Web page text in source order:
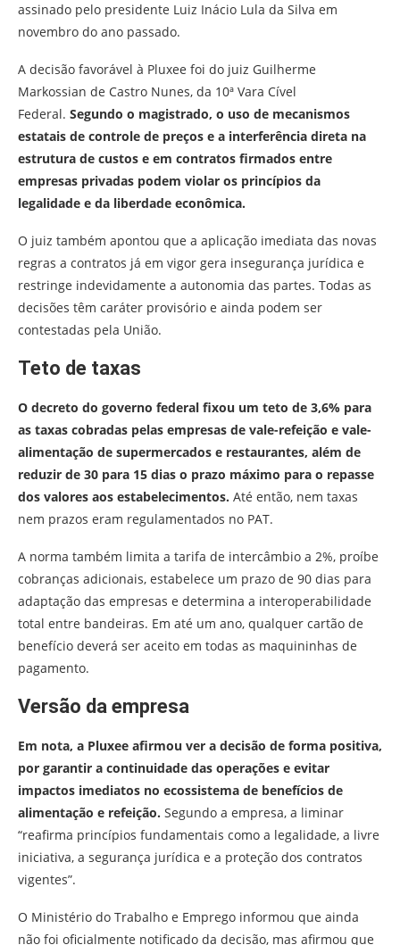
assinado pelo presidente Luiz Inácio Lula da Silva em
novembro do ano passado.
A decisão favorável à Pluxee foi do juiz Guilherme
Markossian de Castro Nunes, da 10ª Vara Cível
Federal. Segundo o magistrado, o uso de mecanismos
estatais de controle de preços e a interferência direta na
estrutura de custos e em contratos firmados entre
empresas privadas podem violar os princípios da
legalidade e da liberdade econômica.
O juiz também apontou que a aplicação imediata das novas
regras a contratos já em vigor gera insegurança jurídica e
restringe indevidamente a autonomia das partes. Todas as
decisões têm caráter provisório e ainda podem ser
contestadas pela União.
Teto de taxas
O decreto do governo federal fixou um teto de 3,6% para
as taxas cobradas pelas empresas de vale-refeição e vale-
alimentação de supermercados e restaurantes, além de
reduzir de 30 para 15 dias o prazo máximo para o repasse
dos valores aos estabelecimentos. Até então, nem taxas
nem prazos eram regulamentados no PAT.
A norma também limita a tarifa de intercâmbio a 2%, proíbe
cobranças adicionais, estabelece um prazo de 90 dias para
adaptação das empresas e determina a interoperabilidade
total entre bandeiras. Em até um ano, qualquer cartão de
benefício deverá ser aceito em todas as maquininhas de
pagamento.
Versão da empresa
Em nota, a Pluxee afirmou ver a decisão de forma positiva,
por garantir a continuidade das operações e evitar
impactos imediatos no ecossistema de benefícios de
alimentação e refeição. Segundo a empresa, a liminar
“reafirma princípios fundamentais como a legalidade, a livre
iniciativa, a segurança jurídica e a proteção dos contratos
vigentes”.
O Ministério do Trabalho e Emprego informou que ainda
não foi oficialmente notificado da decisão, mas afirmou que